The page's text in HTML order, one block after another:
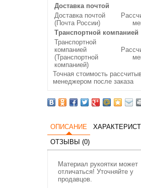
Доставка почтой
Доставка почтой
(Почта России)
Транспортной компанией
Транспортной
компанией
(Транспортной
компанией)
Точная стоимость
менеджером после заказа
ОПИСАНИЕ
ОТЗЫВЫ (0)
Материал рукоятки может
отличаться! Уточняйте у
продавцов.